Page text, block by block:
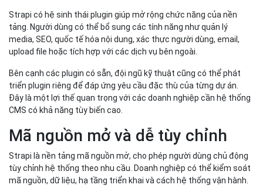
Strapi có hệ sinh thái plugin giúp mở rộng chức năng của nền
tảng. Người dùng có thể bổ sung các tính năng như quản lý
media, SEO, quốc tế hóa nội dung, xác thực người dùng, email,
upload file hoặc tích hợp với các dịch vụ bên ngoài.
Bên cạnh các plugin có sẵn, đội ngũ kỹ thuật cũng có thể phát
triển plugin riêng để đáp ứng yêu cầu đặc thù của từng dự án.
Đây là một lợi thế quan trọng với các doanh nghiệp cần hệ thống
CMS có khả năng tùy biến cao.
Mã nguồn mở và dễ tùy chỉnh
Strapi là nền tảng mã nguồn mở, cho phép người dùng chủ động
tùy chỉnh hệ thống theo nhu cầu. Doanh nghiệp có thể kiểm soát
mã nguồn, dữ liệu, hạ tầng triển khai và cách hệ thống vận hành.